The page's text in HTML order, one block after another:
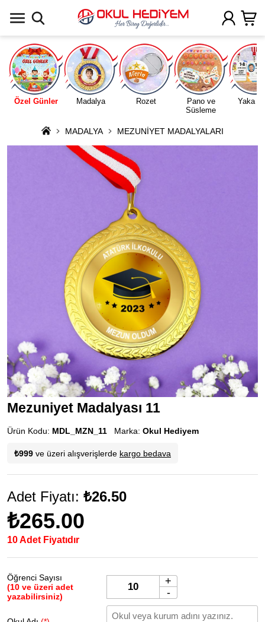
Özel Günler Madalya Rozet
Pano ve
Süsleme
Yaka
MADALYA MEZUNİYET MADALYALARI
Mezuniyet Madalyası 11
Ürün Kodu: MDL_MZN_11 Marka: Okul Hediyem
₺999 ve üzeri alışverişlerde kargo bedava
Adet Fiyatı: ₺26.50
₺265.00
10 Adet Fiyatıdır
Öğrenci Sayısı
(10 ve üzeri adet
yazabilirsiniz)
+
-
Uygulamada Aç